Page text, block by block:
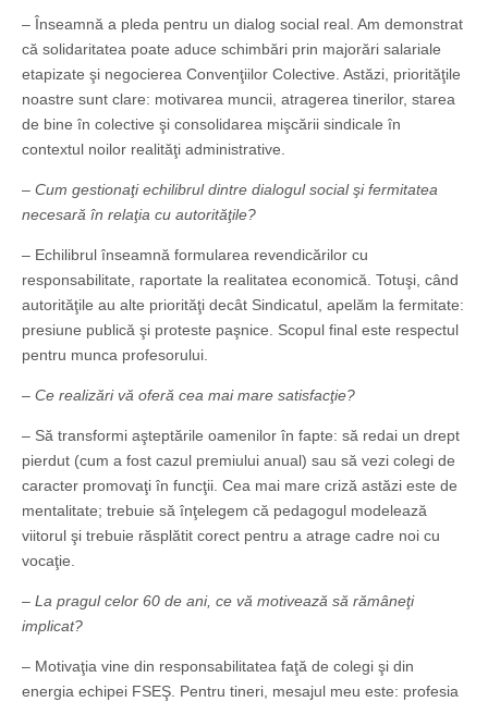
– Înseamnă a pleda pentru un dialog social real. Am demonstrat
că solidaritatea poate aduce schimbări prin majorări salariale
etapizate şi negocierea Convenţiilor Colective. Astăzi, priorităţile
noastre sunt clare: motivarea muncii, atragerea tinerilor, starea
de bine în colective şi consolidarea mişcării sindicale în
contextul noilor realităţi administrative.
– Cum gestionaţi echilibrul dintre dialogul social şi fermitatea
necesară în relaţia cu autorităţile?
– Echilibrul înseamnă formularea revendicărilor cu
responsabilitate, raportate la realitatea economică. Totuşi, când
autorităţile au alte priorităţi decât Sindicatul, apelăm la fermitate:
presiune publică şi proteste paşnice. Scopul final este respectul
pentru munca profesorului.
– Ce realizări vă oferă cea mai mare satisfacţie?
– Să transformi aşteptările oamenilor în fapte: să redai un drept
pierdut (cum a fost cazul premiului anual) sau să vezi colegi de
caracter promovaţi în funcţii. Cea mai mare criză astăzi este de
mentalitate; trebuie să înţelegem că pedagogul modelează
viitorul şi trebuie răsplătit corect pentru a atrage cadre noi cu
vocaţie.
– La pragul celor 60 de ani, ce vă motivează să rămâneţi
implicat?
– Motivaţia vine din responsabilitatea faţă de colegi şi din
energia echipei FSEŞ. Pentru tineri, mesajul meu este: profesia